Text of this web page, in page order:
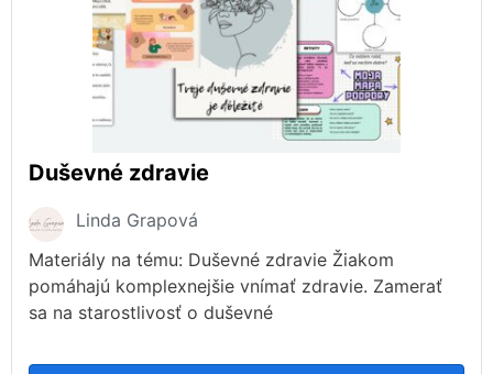
Duševné zdravie
Linda Grapová
Materiály na tému: Duševné zdravie Žiakom
pomáhajú komplexnejšie vnímať zdravie. Zamerať
sa na starostlivosť o duševné